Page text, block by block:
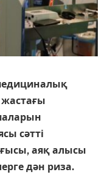
сәтті
аяқ алысы
дән риза.